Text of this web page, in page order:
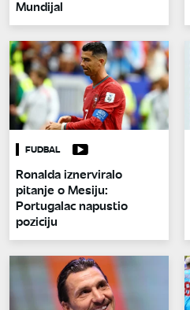
Mundijal
FUDBAL
Ronalda iznerviralo
pitanje o Mesiju:
Portugalac napustio
poziciju